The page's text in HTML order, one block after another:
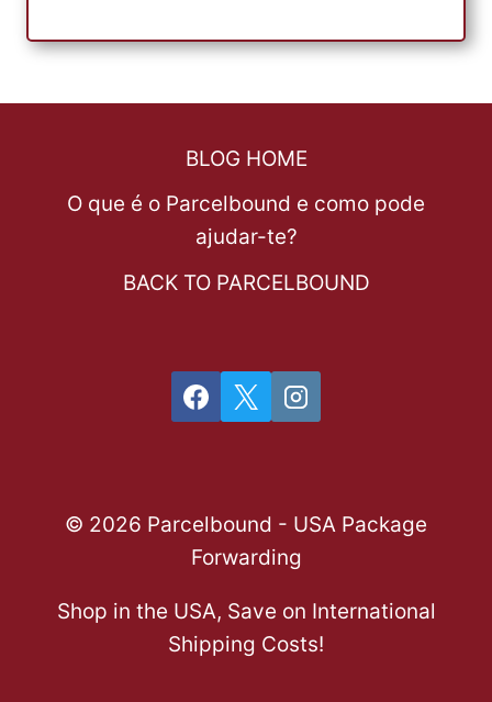
BLOG HOME
O que é o Parcelbound e como pode
ajudar-te?
BACK TO PARCELBOUND
© 2026 Parcelbound - USA Package
Forwarding
Shop in the USA, Save on International
Shipping Costs!